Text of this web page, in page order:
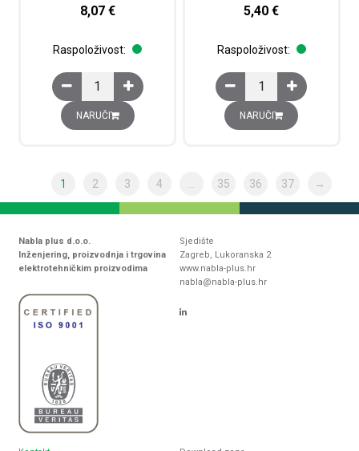
8,07 €
Raspoloživost:
Classia tipkalo za rolete, 2NO, preklopno, 10A, bijelo
NARUČI
5,40€
Raspoloživost:
Dvostruka RJ11
NARUČI
1 2 3 4 35 36 37 →
Nabla plus d.o.o.
Inženjering, proizvodnja i trgovina
elektrotehničkim proizvodima
Sjedište
Zagreb, Lukoranska 2
www.nabla-plus.hr
nabla@nabla-plus.hr